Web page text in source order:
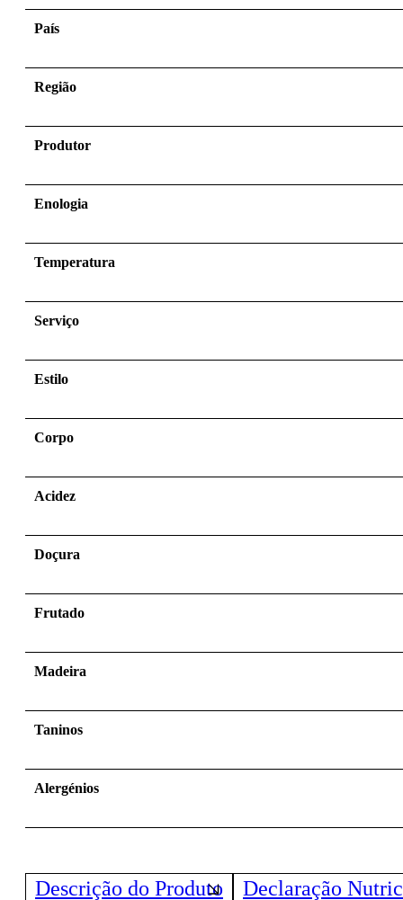
País
Região
Produtor
Enologia
Temperatura
Serviço
Estilo
Corpo
Acidez
Doçura
Frutado
Madeira
Taninos
Alergénios
Descrição do Produto
Declaração